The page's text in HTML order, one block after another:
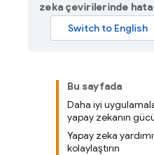
zeka çevirilerinde
Bu sayfada
Daha iyi
yapay zekanın
Yapay zeka
kolaylaştırın